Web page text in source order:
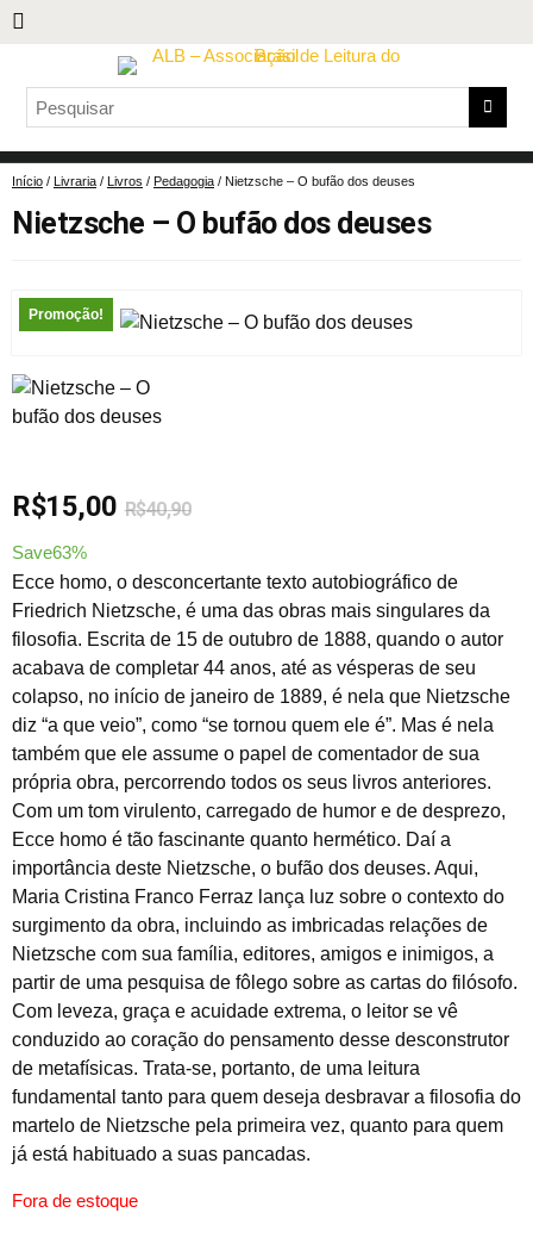
Início / Livraria / Livros / Pedagogia / Nietzsche – O bufão dos deuses
Nietzsche – O bufão dos deuses
Promoção!
R$40,90
R$15,00
Save63%
Ecce homo, o desconcertante texto autobiográfico de
Friedrich Nietzsche, é uma das obras mais singulares da
filosofia. Escrita de 15 de outubro de 1888, quando o autor
acabava de completar 44 anos, até as vésperas de seu
colapso, no início de janeiro de 1889, é nela que Nietzsche
diz “a que veio”, como “se tornou quem ele é”. Mas é nela
também que ele assume o papel de comentador de sua
própria obra, percorrendo todos os seus livros anteriores.
Com um tom virulento, carregado de humor e de desprezo,
Ecce homo é tão fascinante quanto hermético. Daí a
importância deste Nietzsche, o bufão dos deuses. Aqui,
Maria Cristina Franco Ferraz lança luz sobre o contexto do
surgimento da obra, incluindo as imbricadas relações de
Nietzsche com sua família, editores, amigos e inimigos, a
partir de uma pesquisa de fôlego sobre as cartas do filósofo.
Com leveza, graça e acuidade extrema, o leitor se vê
conduzido ao coração do pensamento desse desconstrutor
de metafísicas. Trata-se, portanto, de uma leitura
fundamental tanto para quem deseja desbravar a filosofia do
martelo de Nietzsche pela primeira vez, quanto para quem
já está habituado a suas pancadas.
Fora de estoque